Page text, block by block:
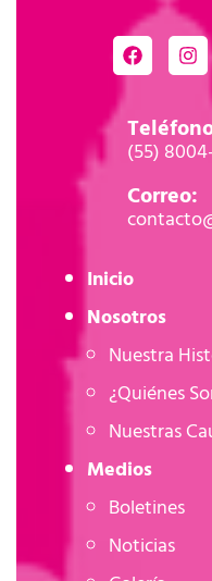
(55)
Correo:
Inicio
Nosotros
Nuestra
¿Quiénes
Nuestras
Medios
Boletines
Noticias